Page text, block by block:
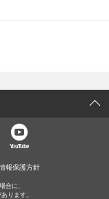
YouTube
報保護方針
に、
ります。